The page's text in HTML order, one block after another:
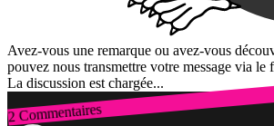
Avez-vous une remarque ou avez-vous
pouvez nous transmettre votre message via le
La discussion est chargée...
2 Commentaires
Connexion